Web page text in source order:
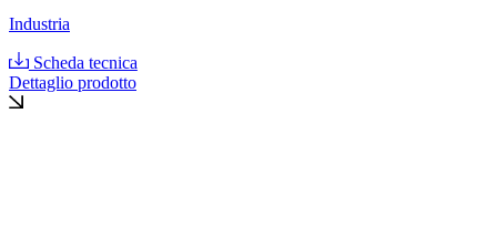
Industria
Scheda tecnica
Dettaglio prodotto